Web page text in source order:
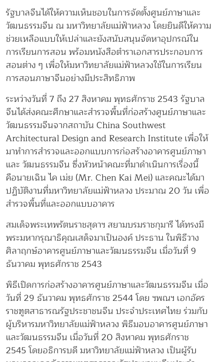
รัฐบาลจีนได้ให้ความเห็นชอบในการจัดตั้งศูนย์ภาษาและ
วัฒนธรรมจีน ณ มหาวิทยาลัยแม่ฟ้าหลวง โดยยินดีให้ความ
ช่วยเหลือแบบให้เปล่าและยังสนับสนุนจัดหาอุปกรณ์ใน
การเรียนการสอน พร้อมหนังสือตำราเอกสารประกอบการ
สอนต่าง ๆ เพื่อให้มหาวิทยาลัยแม่ฟ้าหลวงใช้ในการเรียน
การสอนภาษาจีนอย่างมีประสิทธิภาพ
ระหว่างวันที่ 7 ถึง 27 สิงหาคม พุทธศักราช 2543 รัฐบาล
จีนได้ส่งคณะศึกษาและสำรวจพื้นที่ก่อสร้างศูนย์ภาษาและ
วัฒนธรรมจีนจากสถาบัน China Southwest
Architectural Design and Research Institute เพื่อให้
มาทำการสำรวจและออกแบบการก่อสร้างอาคารศูนย์ภาษา
และ วัฒนธรรมจีน ซึ่งหัวหน้าคณะที่มาดำเนินการเรื่องนี้
คือนายเฉิน ไค เม่ย (Mr. Chen Kai Mei) และคณะได้มา
ปฏิบัติงานที่มหาวิทยาลัยแม่ฟ้าหลวง ประมาณ 20 วัน เพื่อ
สำรวจพื้นที่และออกแบบอาคาร
สมเด็จพระเทพรัตนราชสุดาฯ สยามบรมราชกุมารี ได้ทรงมี
พระมหากรุณาธิคุณเสด็จมาเป็นองค์ ประธาน ในพิธีวาง
ศิลาฤกษ์อาคารศูนย์ภาษาและวัฒนธรรมจีน เมื่อวันที่ 9
ธันวาคม พุทธศักราช 2543
พิธีเปิดการก่อสร้างอาคารศูนย์ภาษาและวัฒนธรรมจีน เมื่อ
วันที่ 29 ธันวาคม พุทธศักราช 2544 โดย ฯพณฯ เอกอัคร
ราชฑูตสาธารณรัฐประชาชนจีน ประจำประเทศไทย ร่วมกับ
ผู้บริหารมหาวิทยาลัยแม่ฟ้าหลวง พิธีมอบอาคารศูนย์ภาษา
และวัฒนธรรมจีน เมื่อวันที่ 20 สิงหาคม พุทธศักราช
2545 โดยอธิการบดี มหาวิทยาลัยแม่ฟ้าหลวง เป็นผู้รับ